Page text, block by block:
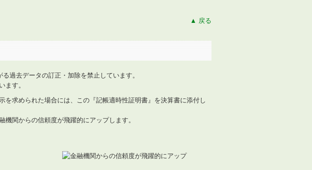
▲ 戻る
過去データの訂正・加除を禁止しています。
ます。
を求められた場合には、この『記帳適時性証明書』を決算書に添付し
機関からの信頼度が飛躍的にアップします。